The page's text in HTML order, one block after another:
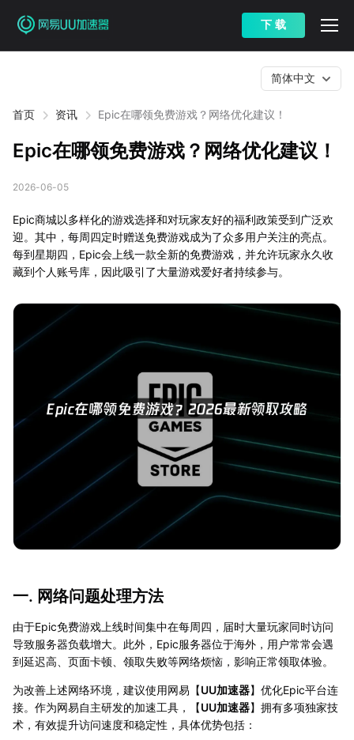
下 载
首页 资讯 Epic在哪领免费游戏？网络优化建议！
简体中文
Epic在哪领免费游戏？网络优化建议！
2026-06-05
Epic商城以多样化的游戏选择和对玩家友好的福利政策受到广泛欢
迎。其中，每周四定时赠送免费游戏成为了众多用户关注的亮点。
每到星期四，Epic会上线一款全新的免费游戏，并允许玩家永久收
藏到个人账号库，因此吸引了大量游戏爱好者持续参与。
一. 网络问题处理方法
由于Epic免费游戏上线时间集中在每周四，届时大量玩家同时访问
导致服务器负载增大。此外，Epic服务器位于海外，用户常常会遇
到延迟高、页面卡顿、领取失败等网络烦恼，影响正常领取体验。
为改善上述网络环境，建议使用网易【UU加速器】优化Epic平台连
接。作为网易自主研发的加速工具，【UU加速器】拥有多项独家技
术，有效提升访问速度和稳定性，具体优势包括：